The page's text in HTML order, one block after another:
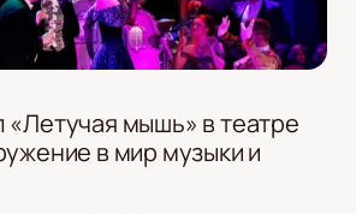
мышь» в театре
в мир музыки и